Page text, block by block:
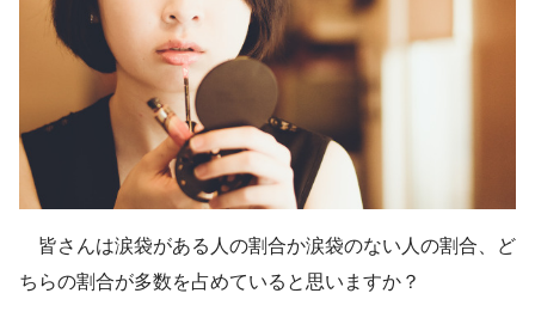
皆さんは涙袋がある人の割合か涙袋のない人の割合、ど
ちらの割合が多数を占めていると思いますか？